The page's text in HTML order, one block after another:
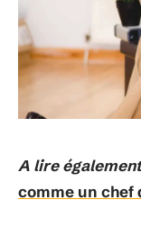
A lire
comme un chef